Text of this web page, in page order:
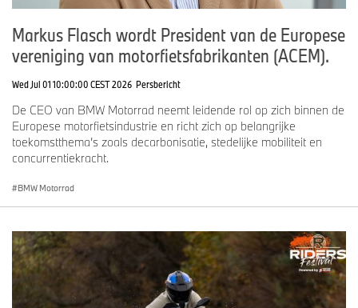
Markus Flasch wordt President van de Europese
vereniging van motorfietsfabrikanten (ACEM).
Wed Jul 01 10:00:00 CEST 2026 Persbericht
De CEO van BMW Motorrad neemt leidende rol op zich binnen de
Europese motorfietsindustrie en richt zich op belangrijke
toekomstthema’s zoals decarbonisatie, stedelijke mobiliteit en
concurrentiekracht.
BMW Motorrad